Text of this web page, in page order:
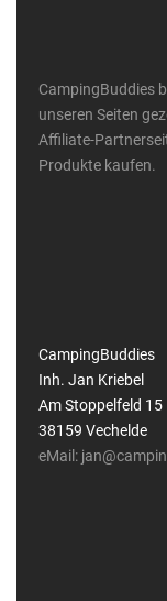
CampingBuddies
unseren Seiten
Affiliate-
Produkte kaufen.
CampingBuddies
Inh. Jan Kriebel
Am Stoppelfeld 15
38159 Vechelde
eMail: